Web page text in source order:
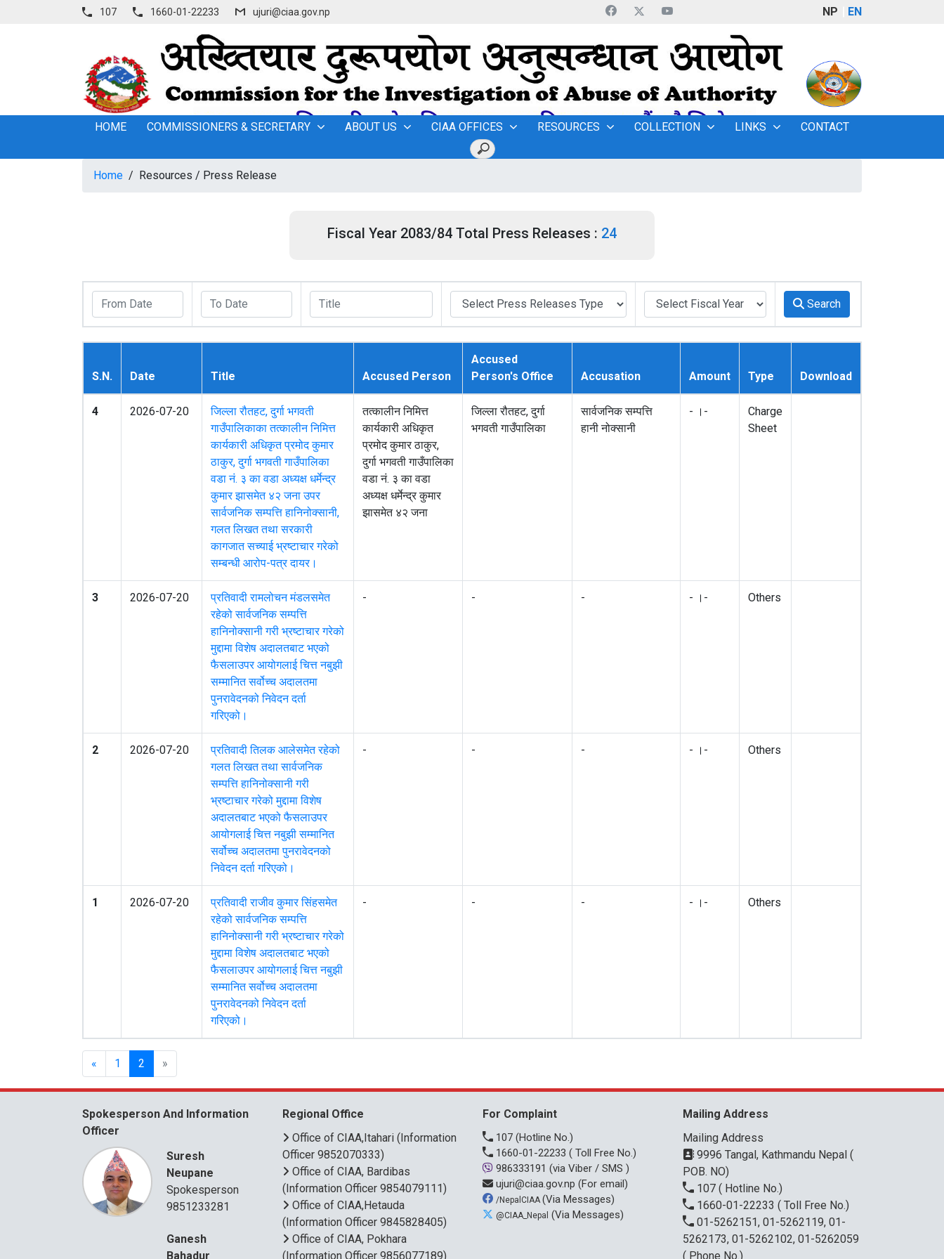
107 1660-01-22233 ujuri@ciaa.gov.np NP EN
HOME COMMISSIONERS & SECRETARY ABOUT US CIAA OFFICES RESOURCES COLLECTION LINKS CONTACT
Home / Resources / Press Release
Fiscal Year 2083/84 Total Press Releases : 24
Search
S.N. Date Title Accused Person
Accused
Person's Office
Accusation Amount Type Download
4 2026-07-20
जिल्ला रौतहट, दुर्गा भगवती
गाउँपालिकाका तत्कालीन निमित्त
कार्यकारी अधिकृत प्रमोद कुमार
ठाकुर, दुर्गा भगवती गाउँपालिका
वडा नं. ३ का वडा अध्यक्ष धर्मेन्द्र
कुमार झासमेत ४२ जना उपर
सार्वजनिक सम्पत्ति हानिनोक्सानी,
गलत लिखत तथा सरकारी
कागजात सच्याई भ्रष्टाचार गरेको
सम्बन्धी आरोप-पत्र दायर।
तत्कालीन निमित्त
कार्यकारी अधिकृत
प्रमोद कुमार ठाकुर,
दुर्गा भगवती गाउँपालिका
वडा नं. ३ का वडा
अध्यक्ष धर्मेन्द्र कुमार
झासमेत ४२ जना
जिल्ला रौतहट, दुर्गा
भगवती गाउँपालिका
सार्वजनिक सम्पत्ति
हानी नोक्सानी
- ।-
Charge
Sheet
3 2026-07-20
प्रतिवादी रामलोचन मंडलसमेत
रहेको सार्वजनिक सम्पत्ति
हानिनोक्सानी गरी भ्रष्टाचार गरेको
मुद्दामा विशेष अदालतबाट भएको
फैसलाउपर आयोगलाई चित्त नबुझी
सम्मानित सर्वोच्च अदालतमा
पुनरावेदनको निवेदन दर्ता
गरिएको।
- - - - ।- Others
2 2026-07-20
प्रतिवादी तिलक आलेसमेत रहेको
गलत लिखत तथा सार्वजनिक
सम्पत्ति हानिनोक्सानी गरी
भ्रष्टाचार गरेको मुद्दामा विशेष
अदालतबाट भएको फैसलाउपर
आयोगलाई चित्त नबुझी सम्मानित
सर्वोच्च अदालतमा पुनरावेदनको
निवेदन दर्ता गरिएको।
- - - - ।- Others
1 2026-07-20
प्रतिवादी राजीव कुमार सिंहसमेत
रहेको सार्वजनिक सम्पत्ति
हानिनोक्सानी गरी भ्रष्टाचार गरेको
मुद्दामा विशेष अदालतबाट भएको
फैसलाउपर आयोगलाई चित्त नबुझी
सम्मानित सर्वोच्च अदालतमा
पुनरावेदनको निवेदन दर्ता
गरिएको।
- - - - ।- Others
« 1 2 »
Spokesperson And Information
Officer
Suresh
Neupane
Spokesperson
9851233281
Ganesh
Bahadur
Regional Office
Office of CIAA,Itahari (Information
Officer 9852070333)
Office of CIAA, Bardibas
(Information Officer 9854079111)
Office of CIAA,Hetauda
(Information Officer 9845828405)
Office of CIAA, Pokhara
(Information Officer 9856077189)
For Complaint
107 (Hotline No.)
1660-01-22233 ( Toll Free No.)
986333191 (via Viber / SMS )
ujuri@ciaa.gov.np (For email)
/NepalCIAA (Via Messages)
@CIAA_Nepal (Via Messages)
Mailing Address
Mailing Address
9996 Tangal, Kathmandu Nepal (
POB. NO)
107 ( Hotline No.)
1660-01-22233 ( Toll Free No.)
01-5262151, 01-5262119, 01-
5262173, 01-5262102, 01-5262059
( Phone No.)